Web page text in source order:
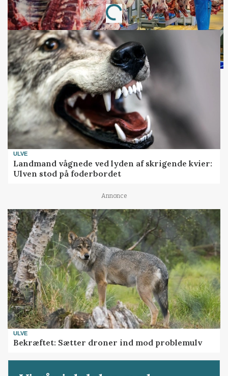
Loading...
ULVE
Landmand vågnede ved lyden af skrigende kvier:
Ulven stod på foderbordet
Annonce
ULVE
Bekræftet: Sætter droner ind mod problemulv